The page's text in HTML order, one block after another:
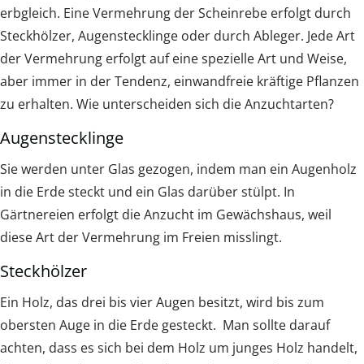
erbgleich. Eine Vermehrung der Scheinrebe erfolgt durch
Steckhölzer, Augenstecklinge oder durch Ableger. Jede Art
der Vermehrung erfolgt auf eine spezielle Art und Weise,
aber immer in der Tendenz, einwandfreie kräftige Pflanzen
zu erhalten. Wie unterscheiden sich die Anzuchtarten?
Augenstecklinge
Sie werden unter Glas gezogen, indem man ein Augenholz
in die Erde steckt und ein Glas darüber stülpt. In
Gärtnereien erfolgt die Anzucht im Gewächshaus, weil
diese Art der Vermehrung im Freien misslingt.
Steckhölzer
Ein Holz, das drei bis vier Augen besitzt, wird bis zum
obersten Auge in die Erde gesteckt. Man sollte darauf
achten, dass es sich bei dem Holz um junges Holz handelt,